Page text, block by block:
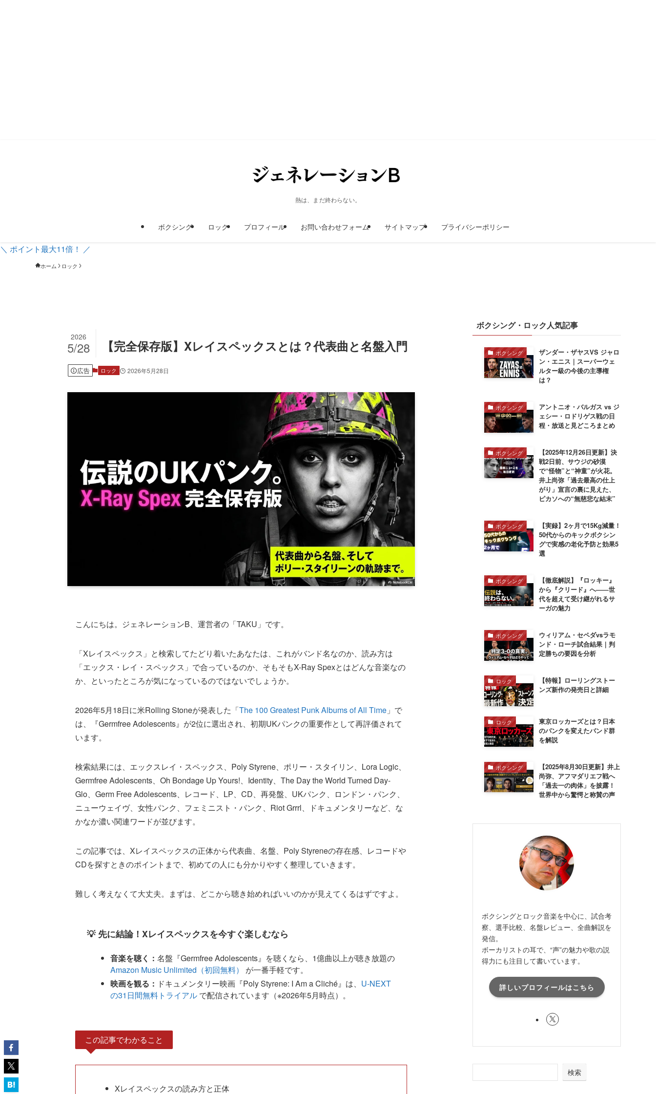
熱は、まだ終わらない。
ボクシング ロック プロフィール お問い合わせフォーム サイトマップ プライバシーポリシー
＼ ポイント最大11倍！ ／
ホーム ロック
【完全保存版】Xレイスペックスとは？代表曲と名盤入門
2026
5/28
広告 ロック 2026年5月28日
こんにちは。ジェネレーションB、運営者の「TAKU」です。
「Xレイスペックス」と検索してたどり着いたあなたは、これがバンド名なのか、読み方は
「エックス・レイ・スペックス」で合っているのか、そもそもX-Ray Spexとはどんな音楽なの
か、といったところが気になっているのではないでしょうか。
2026年5月18日に米Rolling Stoneが発表した「The 100 Greatest Punk Albums of All Time 」で
は、『Germfree Adolescents』が2位に選出され、初期UKパンクの重要作として再評価されて
います。
検索結果には、エックスレイ・スペックス、Poly Styrene、ポリー・スタイリン、Lora Logic、
Germfree Adolescents、Oh Bondage Up Yours!、Identity、The Day the World Turned Day-
Glo、Germ Free Adolescents、レコード、LP、CD、再発盤、UKパンク、ロンドン・パンク、
ニューウェイヴ、女性パンク、フェミニスト・パンク、Riot Grrrl、ドキュメンタリーなど、な
かなか濃い関連ワードが並びます。
この記事では、Xレイスペックスの正体から代表曲、名盤、Poly Styreneの存在感、レコードや
CDを探すときのポイントまで、初めての人にも分かりやすく整理していきます。
難しく考えなくて大丈夫。まずは、どこから聴き始めればいいのかが見えてくるはずですよ。
💡 先に結論！Xレイスペックスを今すぐ楽しむなら
音楽を聴く： 名盤『Germfree Adolescents』を聴くなら、1億曲以上が聴き放題の
Amazon Music Unlimited（初回無料） が一番手軽です。
映画を観る： ドキュメンタリー映画『Poly Styrene: I Am a Cliché』は、 U-NEXT
の31日間無料トライアル で配信されています（※2026年5月時点）。
この記事でわかること
Xレイスペックスの読み方と正体
ボクシング・ロック人気記事
ボクシング
ザンダー・ザヤスVS ジャロ
ン・エニス｜スーパーウェ
ルター級の今後の主導権
は？
ボクシング
アントニオ・バルガス vs ジ
ェシー・ロドリゲス戦の日
程・放送と見どころまとめ
ボクシング
【2025年12月26日更新】決
戦2日前、サウジの砂漠
で“怪物”と“神童”が火花。
井上尚弥「過去最高の仕上
がり」宣言の裏に見えた、
ピカソへの“無慈悲な結末”
ボクシング
【実録】2ヶ月で15Kg減量！
50代からのキックボクシン
グで実感の老化予防と効果5
選
ボクシング
【徹底解説】『ロッキー』
から『クリード』へ――世
代を超えて受け継がれるサ
ーガの魅力
ボクシング
ウィリアム・セペダvsラモ
ンド・ローチ試合結果｜判
定勝ちの要因を分析
ロック
【特報】ローリングストー
ンズ新作の発売日と詳細
ロック
東京ロッカーズとは？日本
のパンクを変えたバンド群
を解説
ボクシング
【2025年8月30日更新】井上
尚弥、アフマダリエフ戦へ
「過去一の肉体」を披露！
世界中から驚愕と称賛の声
ボクシングとロック音楽を中心に、試合考
察、選手比較、名盤レビュー、全曲解説を
発信。
ボーカリストの耳で、“声”の魅力や歌の説
得力にも注目して書いています。
詳しいプロフィールはこちら
検索